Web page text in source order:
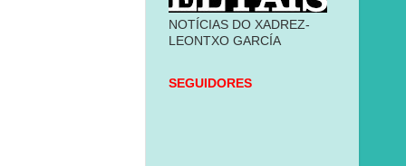
NOTÍCIAS DO XADREZ-
LEONTXO GARCÍA
SEGUIDORES